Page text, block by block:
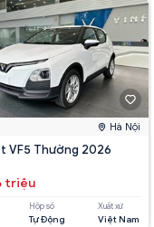
Hà Nội
VF5 Thường 2026
triệu
Hộp số
Tự Động
Xuất xứ
Việt Nam